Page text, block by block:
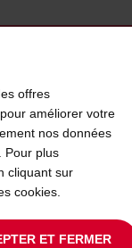
au
offres
améliorer votre
nos données
Pour plus
cliquant sur
cookies.
ET FERMER